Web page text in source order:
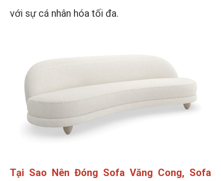
với sự cá nhân hóa tối đa.
Tại Sao Nên Đóng Sofa Văng Cong, Sofa